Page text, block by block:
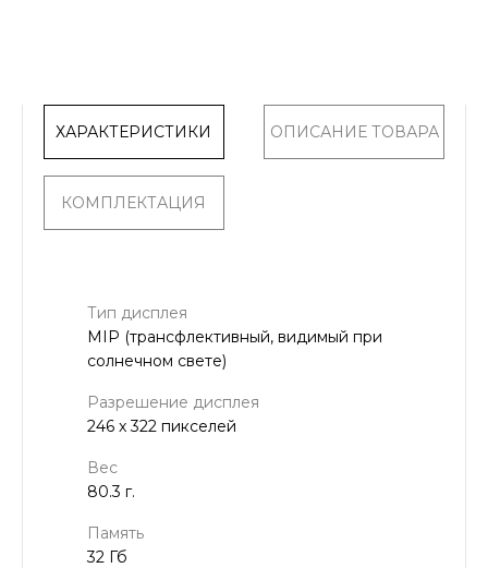
ХАРАКТЕРИСТИКИ ОПИСАНИЕ ТОВАРА
КОМПЛЕКТАЦИЯ
Тип дисплея
MIP (трансфлективный, видимый при
солнечном свете)
Разрешение дисплея
246 x 322 пикселей
Вес
80.3 г.
Память
32 Гб